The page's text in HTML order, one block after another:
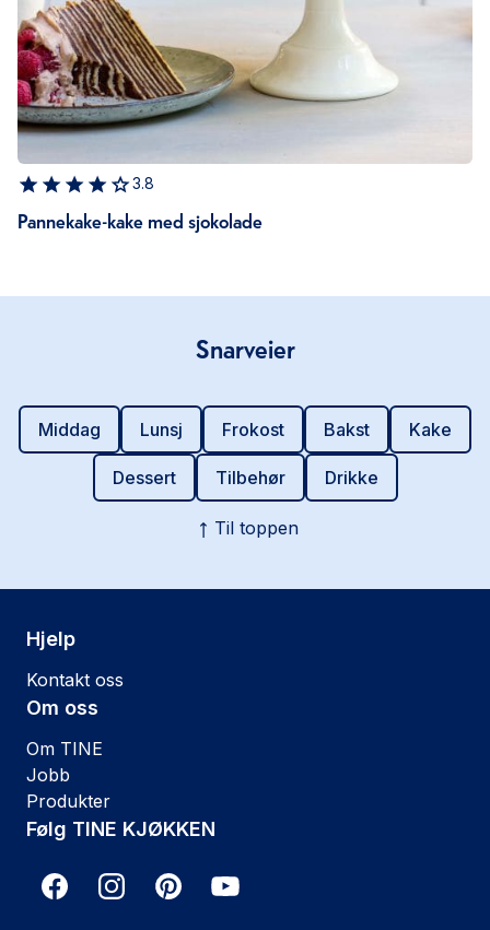
3.8
Pannekake-kake med sjokolade
Snarveier
Middag Lunsj Frokost Bakst Kake
Dessert Tilbehør Drikke
Til toppen
Hjelp
Kontakt oss
Om oss
Om TINE
Jobb
Produkter
Følg TINE KJØKKEN